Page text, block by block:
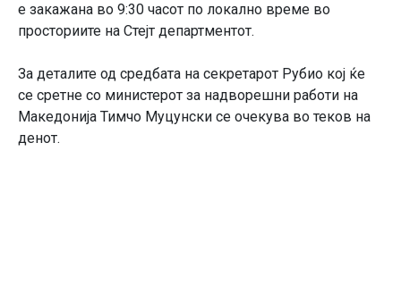
е закажана во 9:30 часот по локално време во
просториите на Стејт департментот.
За деталите од средбата на секретарот Рубио кој ќе
се сретне со министерот за надворешни работи на
Македонија Тимчо Муцунски се очекува во теков на
денот.